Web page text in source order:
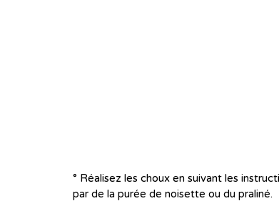
° Réalisez les choux en suivant les
par de la purée de noisette ou du praliné.